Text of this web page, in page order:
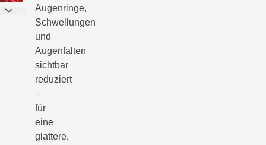
Augenringe,
Schwellungen
und
Augenfalten
sichtbar
reduziert
–
für
eine
glattere,